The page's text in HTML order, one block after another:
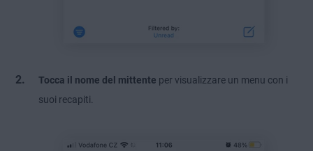
Tocca il nome del mittente per visualizzare un menu con i
suoi recapiti.